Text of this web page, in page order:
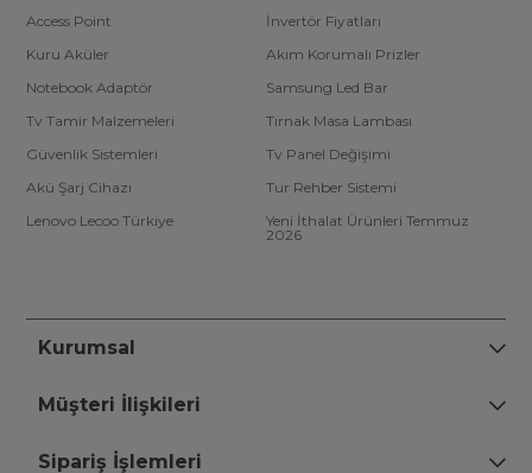
Access Point
İnvertör Fiyatları
Kuru Aküler
Akım Korumalı Prizler
Notebook Adaptör
Samsung Led Bar
Tv Tamir Malzemeleri
Tırnak Masa Lambası
Güvenlik Sistemleri
Tv Panel Değişimi
Akü Şarj Cihazı
Tur Rehber Sistemi
Lenovo Lecoo Türkiye
Yeni İthalat Ürünleri Temmuz
2026
Kurumsal
Müşteri İlişkileri
Sipariş İşlemleri